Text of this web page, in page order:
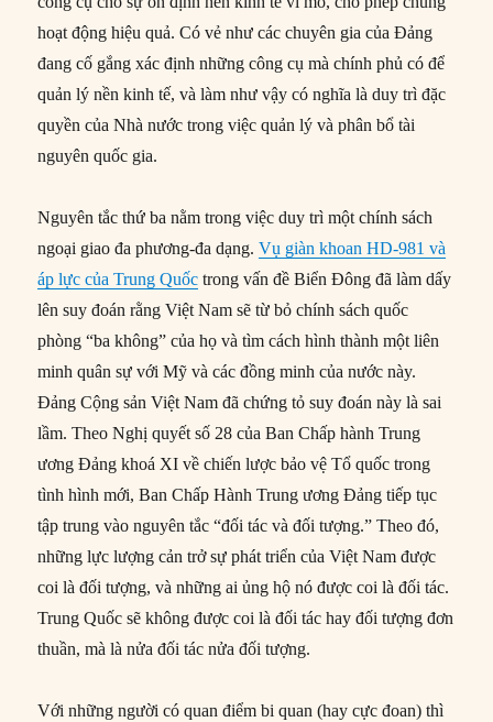
hoạt động hiệu quả. Có vẻ như các chuyên gia của Đảng
đang cố gắng xác định những công cụ mà chính phủ có để
quản lý nền kinh tế, và làm như vậy có nghĩa là duy trì đặc
quyền của Nhà nước trong việc quản lý và phân bổ tài
nguyên quốc gia.
Nguyên tắc thứ ba nằm trong việc duy trì một chính sách
ngoại giao đa phương-đa dạng.Vụ giàn khoan HD-981 và
áp lực của Trung Quốc trong vấn đề Biển Đông đã làm dấy
lên suy đoán rằng Việt Nam sẽ từ bỏ chính sách quốc
phòng “ba không” của họ và tìm cách hình thành một liên
minh quân sự với Mỹ và các đồng minh của nước này.
Đảng Cộng sản Việt Nam đã chứng tỏ suy đoán này là sai
lầm. Theo Nghị quyết số 28 của Ban Chấp hành Trung
ương Đảng khoá XI về chiến lược bảo vệ Tổ quốc trong
tình hình mới, Ban Chấp Hành Trung ương Đảng tiếp tục
tập trung vào nguyên tắc “đối tác và đối tượng.” Theo đó,
những lực lượng cản trở sự phát triển của Việt Nam được
coi là đối tượng, và những ai ủng hộ nó được coi là đối tác.
Trung Quốc sẽ không được coi là đối tác hay đối tượng đơn
thuần, mà là nửa đối tác nửa đối tượng.
Với những người có quan điểm bi quan (hay cực đoan) thì